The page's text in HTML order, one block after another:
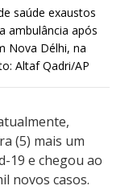
saúde exaustos
ambulância após
Nova Délhi, na
Altaf Qadri/AP
(5) mais um
19 e chegou ao
novos casos.